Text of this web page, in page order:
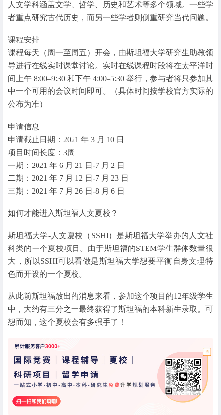
人文学科涵盖文学、哲学、历史和艺术等多个领域。一些学
者重点研究古代历史，而另一些学者则侧重研究当代问题。
课程安排
课程每天（周一至周五）开会，由斯坦福大学研究生助教领
导进行在线实时课堂讨论。实时在线课程时段将在太平洋时
间上午 8:00–9:30 和下午 4:00–5:30 举行，参与者将只参加其
中一个可用的会议时间即可。（具体时间按学校官方实际的
公布为准）
申请信息
申请截止日期：2021 年 3 月 10 日
项目时间长度：3周
一期：2021 年 6 月 21 日-7 月 2 日
二期：2021 年 7 月 12 日-7 月 23 日
三期：2021 年 7 月 26 日-8 月 6 日
如何才能进入斯坦福人文夏校？
斯坦福大学-人文夏校（SSHI）是斯坦福大学举办的人文社
科类的一个夏校项目。由于斯坦福的STEM学生群体数量很
大，所以SSHI可以看做是斯坦福大学想要平衡自身文理特
色而开设的一个夏校。
从此前斯坦福放出的消息来看，参加这个项目的12年级学生
中，大约有三分之一最终获得了斯坦福的本科新生录取。可
想而知，这个夏校会有多强手了！